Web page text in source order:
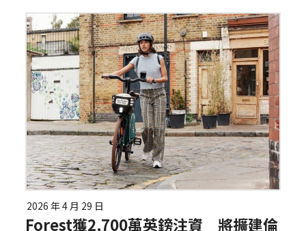
2026 年 4 月 29 日
Forest獲2,700萬英鎊注資 將擴建倫